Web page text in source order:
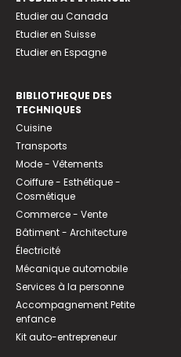
Etudier au Canada
Etudier en Suisse
Etudier en Espagne
BIBLIOTHEQUE DES
TECHNIQUES
Cuisine
Transports
Mode - Vêtements
Coiffure - Esthétique -
Cosmétique
Commerce - Vente
Bâtiment - Architecture
Électricité
Mécanique automobile
Services à la personne
Accompagnement Petite
enfance
Kit auto-entrepreneur